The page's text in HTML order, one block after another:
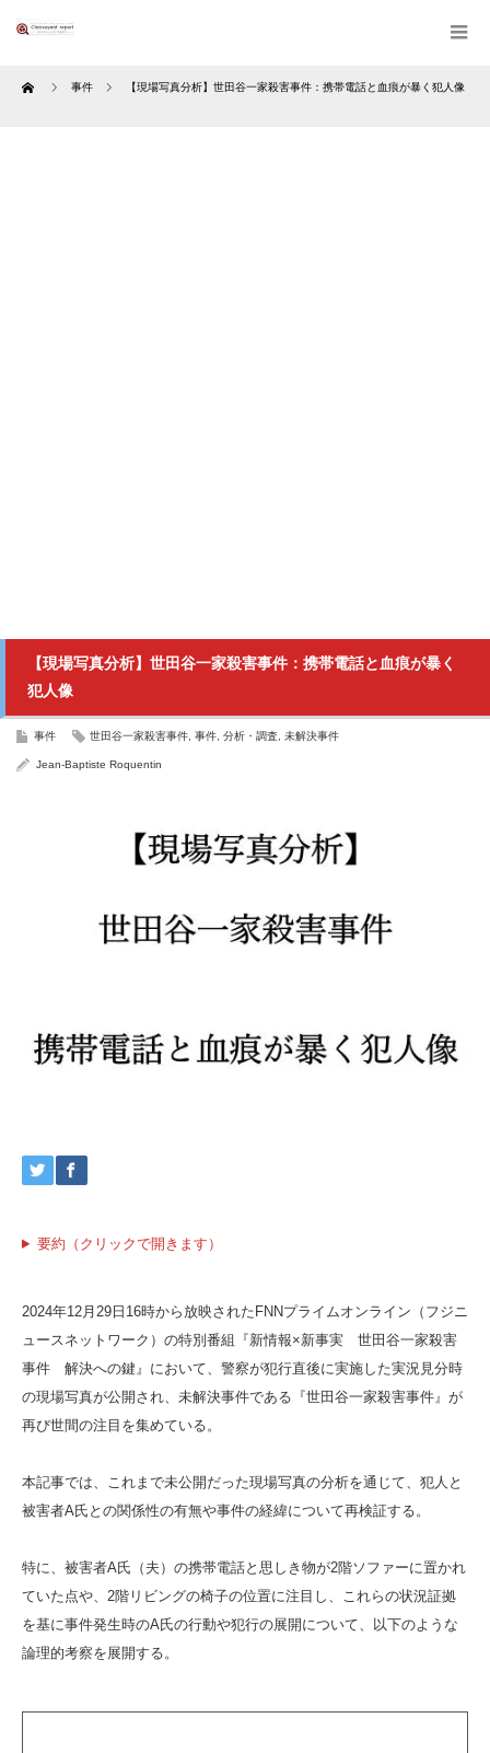
Home 事件 【現場写真分析】世田谷一家殺害事件：携帯電話と血痕が暴く犯人像
【現場写真分析】世田谷一家殺害事件：携帯電話と血痕が暴く
犯人像
事件 世田谷一家殺害事件 事件 分析・調査 未解決事件
Jean-Baptiste Roquentin
要約（クリックで開きます）
2024年12月29日16時から放映されたFNNプライムオンライン（フジニ
ュースネットワーク）の特別番組『新情報×新事実 世田谷一家殺害
事件 解決への鍵』において、警察が犯行直後に実施した実況見分時
の現場写真が公開され、未解決事件である『世田谷一家殺害事件』が
再び世間の注目を集めている。
本記事では、これまで未公開だった現場写真の分析を通じて、犯人と
被害者A氏との関係性の有無や事件の経緯について再検証する。
特に、被害者A氏（夫）の携帯電話と思しき物が2階ソファーに置かれ
ていた点や、2階リビングの椅子の位置に注目し、これらの状況証拠
を基に事件発生時のA氏の行動や犯行の展開について、以下のような
論理的考察を展開する。